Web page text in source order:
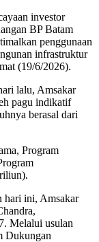
investor
BP Batam
penggunaan
infrastruktur
(19/6/2026).
lalu, Amsakar
pagu indikatif
berasal dari
Program
hari ini, Amsakar
Melalui usulan
Dukungan